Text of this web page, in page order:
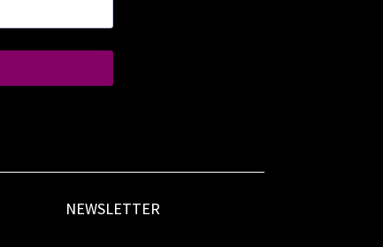
NEWSLETTER